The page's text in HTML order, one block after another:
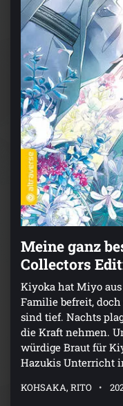
Meine ganz
Collectors
Kiyoka hat Miyo
Familie befreit,
sind tief. Nachts
die Kraft nehmen.
würdige Braut für
Hazukis Unterricht
KOHSAKA, RITO